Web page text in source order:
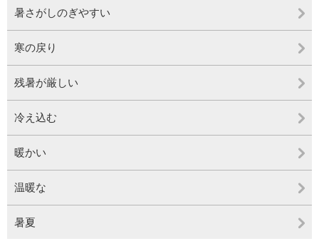
暑さがしのぎやすい
寒の戻り
残暑が厳しい
冷え込む
暖かい
温暖な
暑夏